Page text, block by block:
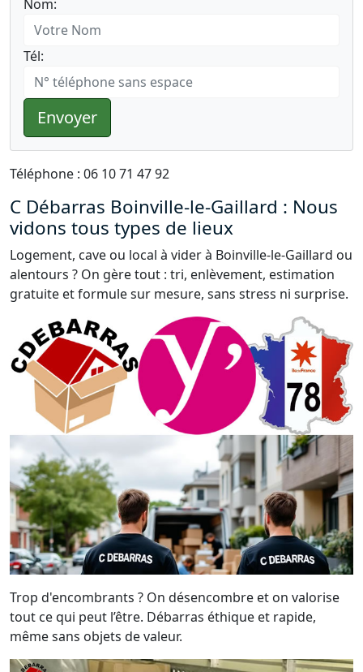
Nom:
Tél:
Envoyer
Téléphone : 06 10 71 47 92
C Débarras Boinville-le-Gaillard : Nous
vidons tous types de lieux
Logement, cave ou local à vider à Boinville-le-Gaillard ou
alentours ? On gère tout : tri, enlèvement, estimation
gratuite et formule sur mesure, sans stress ni surprise.
Trop d'encombrants ? On désencombre et on valorise
tout ce qui peut l’être. Débarras éthique et rapide,
même sans objets de valeur.